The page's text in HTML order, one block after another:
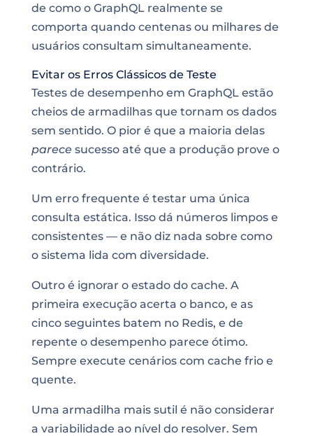
de como o GraphQL realmente se
comporta quando centenas ou milhares de
usuários consultam simultaneamente.
Evitar os Erros Clássicos de Teste
Testes de desempenho em GraphQL estão
cheios de armadilhas que tornam os dados
sem sentido. O pior é que a maioria delas
parecesucesso até que a produção prove o
contrário.
Um erro frequente é testar uma única
consulta estática. Isso dá números limpos e
consistentes — e não diz nada sobre como
o sistema lida com diversidade.
Outro é ignorar o estado do cache. A
primeira execução acerta o banco, e as
cinco seguintes batem no Redis, e de
repente o desempenho parece ótimo.
Sempre execute cenários com cache frio e
quente.
Uma armadilha mais sutil é não considerar
a variabilidade ao nível do resolver. Sem